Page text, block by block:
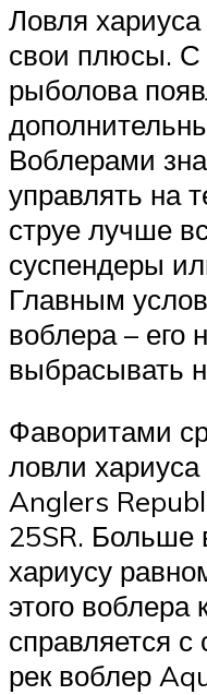
Ловля
свои плюсы. С
рыболова
Воблерами
управлять на
струе лучше
суспендеры
Главным
воблера – его
выбрасывать
Фаворитами
ловли
Anglers
25SR. Больше
хариусу
этого
справляется
рек воблер